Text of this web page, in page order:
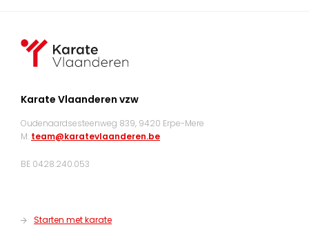
Karate Vlaanderen vzw
Oudenaardsesteenweg 839, 9420 Erpe-Mere
M: team@karatevlaanderen.be
BE 0428.240.053
Starten met karate